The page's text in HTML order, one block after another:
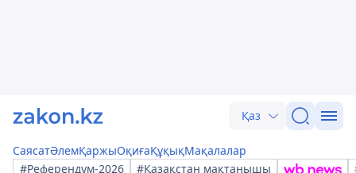
Қаз
СаясатӘлемҚаржыОқиғаҚұқықМақалалар
#Референдум-2026
#Қазақстан мақтанышы